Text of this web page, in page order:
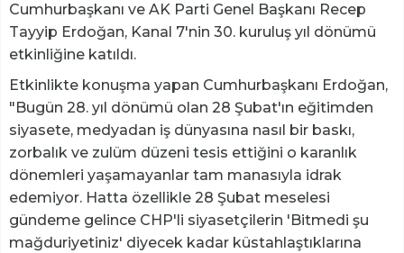
Cumhurbaşkanı ve AK Parti Genel Başkanı Recep
Tayyip Erdoğan, Kanal 7'nin 30. kuruluş yıl dönümü
etkinliğine katıldı.
Etkinlikte konuşma yapan Cumhurbaşkanı Erdoğan,
"Bugün 28. yıl dönümü olan 28 Şubat'ın eğitimden
siyasete, medyadan iş dünyasına nasıl bir baskı,
zorbalık ve zulüm düzeni tesis ettiğini o karanlık
dönemleri yaşamayanlar tam manasıyla idrak
edemiyor. Hatta özellikle 28 Şubat meselesi
gündeme gelince CHP'li siyasetçilerin 'Bitmedi şu
mağduriyetiniz' diyecek kadar küstahlaştıklarına